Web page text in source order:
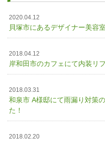
2020.04.12
貝塚市にあるデザイナー美容
2018.04.12
岸和田市のカフェにて内装リ
2018.03.31
和泉市 A様邸にて雨漏り対策
た！
2018.02.20